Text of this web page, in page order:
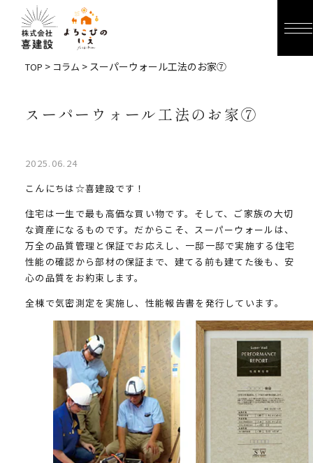
TOP > コラム > スーパーウォール工法のお家⑦
スーパーウォール工法のお家⑦
2025.06.24
こんにちは☆喜建設です！
住宅は一生で最も高価な買い物です。そして、ご家族の大切
な資産になるものです。だからこそ、スーパーウォールは、
万全の品質管理と保証でお応えし、一邸一邸で実施する住宅
性能の確認から部材の保証まで、建てる前も建てた後も、安
心の品質をお約束します。
全棟で気密測定を実施し、性能報告書を発行しています。